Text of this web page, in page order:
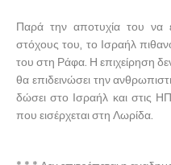
Παρά την αποτυχία του να
στόχους του, το Ισραήλ
του στη Ράφα. Η επιχείρηση
θα επιδεινώσει την
δώσει στο Ισραήλ και στις
που εισέρχεται στη Λωρίδα.